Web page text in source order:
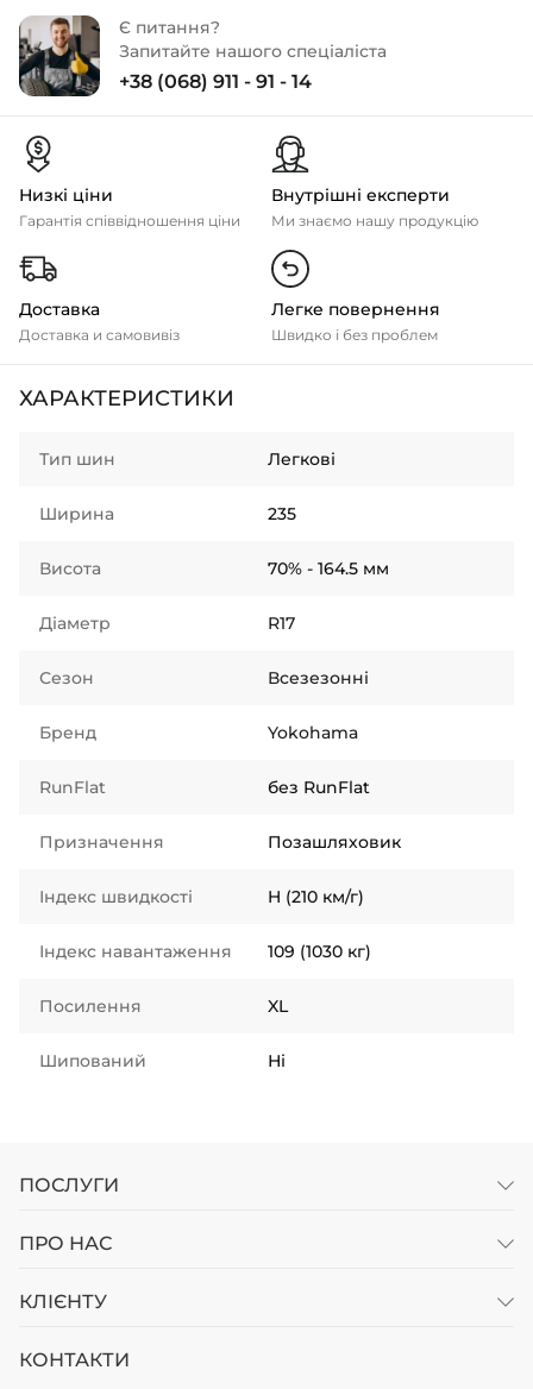
Є питання?
Запитайте нашого спеціаліста
+38 (068) 911 - 91 - 14
Низкі ціни
Гарантія співвідношення ціни
Внутрішні експерти
Ми знаємо нашу продукцію
Доставка
Доставка и самовивіз
Легке повернення
Швидко і без проблем
ХАРАКТЕРИСТИКИ
Тип шин Легкові
Ширина 235
Висота 70% - 164.5 мм
Діаметр R17
Сезон Всезезонні
Бренд Yokohama
RunFlat без RunFlat
Призначення Позашляховик
Індекс швидкості H (210 км/г)
Індекс навантаження 109 (1030 кг)
Посилення XL
Шипований Ні
ПОСЛУГИ
ПРО НАС
КЛІЄНТУ
КОНТАКТИ